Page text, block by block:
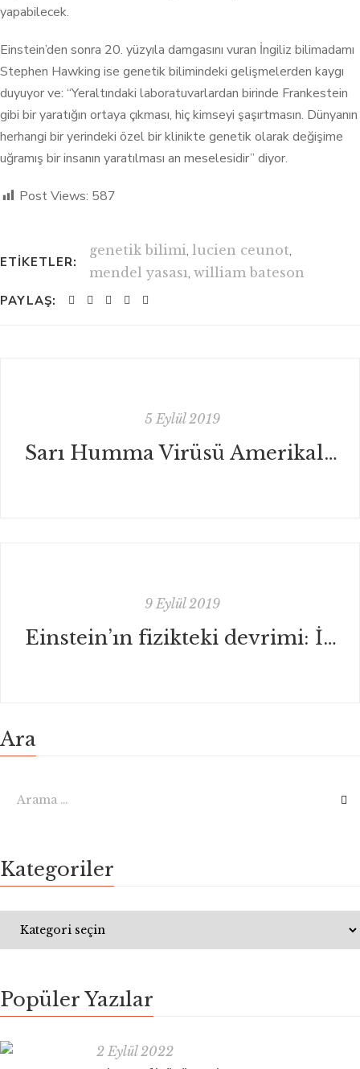
yapabilecek.
Einstein’den sonra 20. yüzyıla damgasını vuran İngiliz bilimadamı
Stephen Hawking ise genetik bilimindeki gelişmelerden kaygı
duyuyor ve: “Yeraltındaki laboratuvarlardan birinde Frankestein
gibi bir yaratığın ortaya çıkması, hiç kimseyi şaşırtmasın. Dünyanın
herhangi bir yerindeki özel bir klinikte genetik olarak değişime
uğramış bir insanın yaratılması an meselesidir” diyor.
Post Views: 587
ETIKETLER:
genetik bilimi, lucien ceunot,
mendel yasası, william bateson
PAYLAŞ:
5 Eylül 2019
Sarı Humma Virüsü Amerikalı W. Read tarafından bulundu
9 Eylül 2019
Einstein’ın fizikteki devrimi: İzafiyet Teorisi (Görelilik)
Ara
Kategoriler
Popüler Yazılar
2 Eylül 2022